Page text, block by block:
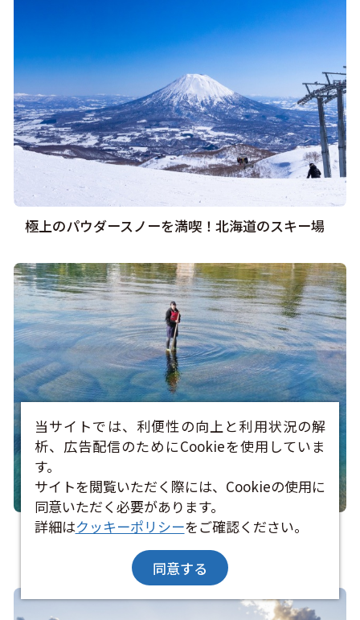
極上のパウダースノーを満喫！北海道のスキー場
洞爺湖と支笏湖には湖面に立てる場所「ゼロポイ
当サイトでは、利便性の向上と利用状況の解
析、広告配信のためにCookieを使用していま
す。
サイトを閲覧いただく際には、Cookieの使用に
同意いただく必要があります。
詳細はクッキーポリシーをご確認ください。
同意する